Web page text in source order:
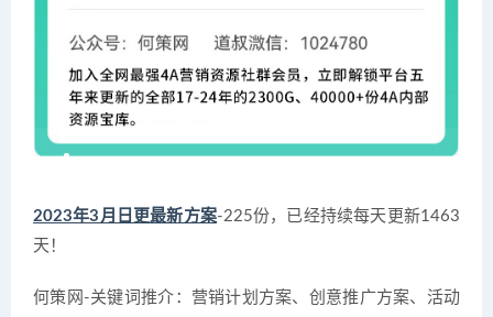
2023年3月日更最新方案-225份，已经持续每天更新1463
天！
何策网-关键词推介：营销计划方案、创意推广方案、活动